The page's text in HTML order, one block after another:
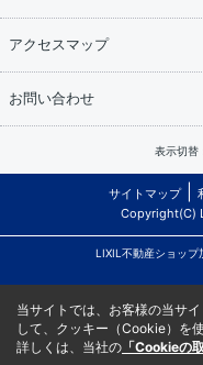
アクセスマップ
お問い合わせ
表示切替
サイトマップ
Copyright(C)
LIXIL不動産ショップ
当サイトでは、お客様の当サ
して、クッキー（Cookie）を
詳しくは、当社の 「Cookieの